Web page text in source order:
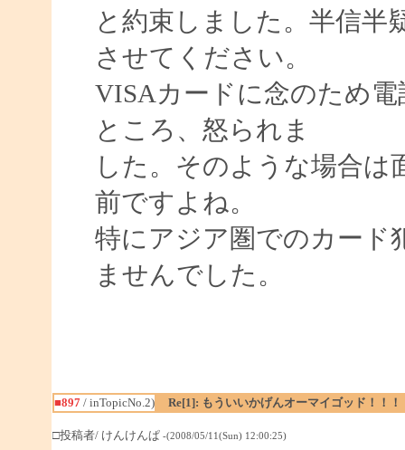
と約束しました。半信半
させてください。
VISAカードに念のため
ところ、怒られま
した。そのような場合は
前ですよね。
特にアジア圏でのカード
ませんでした。
■897/ inTopicNo.2) Re[1]: もういいかげんオーマイゴッド！！！
□投稿者/ けんけんぱ -(2008/05/11(Sun) 12:00:25)